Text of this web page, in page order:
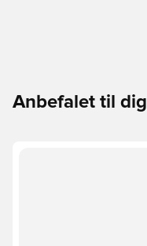
Anbefalet til dig